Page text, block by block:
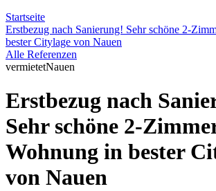
Startseite
Erstbezug nach Sanierung! Sehr schöne 2-
bester Citylage von Nauen
Alle Referenzen
vermietetNauen
Erstbezug nach
Sehr schöne 2-
Wohnung in bester
von Nauen